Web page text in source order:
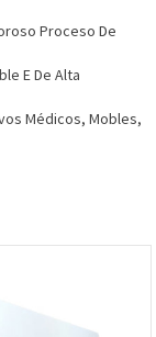
Proceso De
E De Alta
Médicos, Mobles,